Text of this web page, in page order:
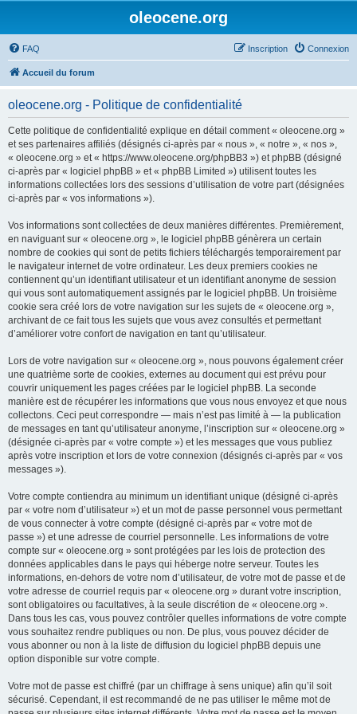
oleocene.org
FAQ Connexion
Inscription
Accueil du forum
oleocene.org - Politique de confidentialité
Cette politique de confidentialité explique en détail comment « oleocene.org »
et ses partenaires affiliés (désignés ci-après par « nous », « notre », « nos »,
« oleocene.org » et « https://www.oleocene.org/phpBB3 ») et phpBB (désigné
ci-après par « logiciel phpBB » et « phpBB Limited ») utilisent toutes les
informations collectées lors des sessions d’utilisation de votre part (désignées
ci-après par « vos informations »).
Vos informations sont collectées de deux manières différentes. Premièrement,
en naviguant sur « oleocene.org », le logiciel phpBB génèrera un certain
nombre de cookies qui sont de petits fichiers téléchargés temporairement par
le navigateur internet de votre ordinateur. Les deux premiers cookies ne
contiennent qu’un identifiant utilisateur et un identifiant anonyme de session
qui vous sont automatiquement assignés par le logiciel phpBB. Un troisième
cookie sera créé lors de votre navigation sur les sujets de « oleocene.org »,
archivant de ce fait tous les sujets que vous avez consultés et permettant
d’améliorer votre confort de navigation en tant qu’utilisateur.
Lors de votre navigation sur « oleocene.org », nous pouvons également créer
une quatrième sorte de cookies, externes au document qui est prévu pour
couvrir uniquement les pages créées par le logiciel phpBB. La seconde
manière est de récupérer les informations que vous nous envoyez et que nous
collectons. Ceci peut correspondre — mais n’est pas limité à — la publication
de messages en tant qu’utilisateur anonyme, l’inscription sur « oleocene.org »
(désignée ci-après par « votre compte ») et les messages que vous publiez
après votre inscription et lors de votre connexion (désignés ci-après par « vos
messages »).
Votre compte contiendra au minimum un identifiant unique (désigné ci-après
par « votre nom d’utilisateur ») et un mot de passe personnel vous permettant
de vous connecter à votre compte (désigné ci-après par « votre mot de
passe ») et une adresse de courriel personnelle. Les informations de votre
compte sur « oleocene.org » sont protégées par les lois de protection des
données applicables dans le pays qui héberge notre serveur. Toutes les
informations, en-dehors de votre nom d’utilisateur, de votre mot de passe et de
votre adresse de courriel requis par « oleocene.org » durant votre inscription,
sont obligatoires ou facultatives, à la seule discrétion de « oleocene.org ».
Dans tous les cas, vous pouvez contrôler quelles informations de votre compte
vous souhaitez rendre publiques ou non. De plus, vous pouvez décider de
vous abonner ou non à la liste de diffusion du logiciel phpBB depuis une
option disponible sur votre compte.
Votre mot de passe est chiffré (par un chiffrage à sens unique) afin qu’il soit
sécurisé. Cependant, il est recommandé de ne pas utiliser le même mot de